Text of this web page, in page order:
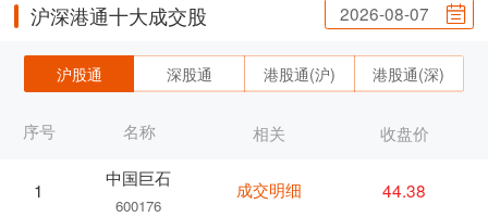
沪深港通十大成交股 2026-08-07
沪股通 深股通 港股通(沪) 港股通(深)
序号 名称
1
中国巨石
600176
相关 收盘价
成交明细 44.38